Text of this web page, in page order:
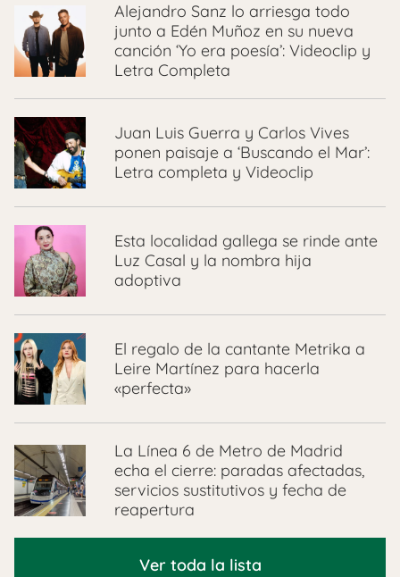
Alejandro Sanz lo arriesga todo
junto a Edén Muñoz en su nueva
canción ‘Yo era poesía’: Videoclip y
Letra Completa
Juan Luis Guerra y Carlos Vives
ponen paisaje a ‘Buscando el Mar’:
Letra completa y Videoclip
Esta localidad gallega se rinde ante
Luz Casal y la nombra hija
adoptiva
El regalo de la cantante Metrika a
Leire Martínez para hacerla
«perfecta»
La Línea 6 de Metro de Madrid
echa el cierre: paradas afectadas,
servicios sustitutivos y fecha de
reapertura
Ver toda la lista